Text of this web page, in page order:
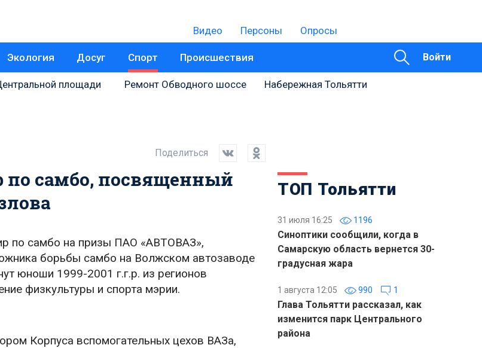
Видео Персоны Опросы
Экология Досуг Спорт Происшествия Войти
площади Ремонт Обводного шоссе
Набережная Тольятти
Поделиться
по самбо, посвященный
по самбо на призы ПАО «АВТОВАЗ»,
борьбы самбо на Волжском автозаводе
юноши 1999-2001 г.г.р. из регионов
физкультуры и спорта мэрии.
Корпуса вспомогательных цехов ВАЗа,
ТОП Тольятти
31 июля 16:25 1196
Синоптики сообщили, когда в
Самарскую область вернется 30-
градусная жара
1 августа 12:05 990 1
Глава Тольятти рассказал, как
изменится парк Центрального
района